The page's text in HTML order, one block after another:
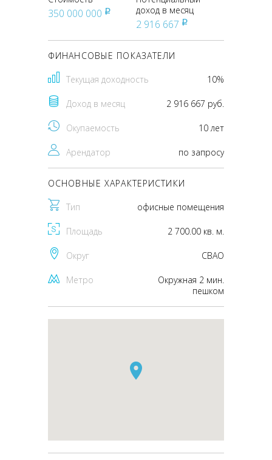
350 000 000 pуб
доход в месяц
2 916 667 pуб
ФИНАНСОВЫЕ ПОКАЗАТЕЛИ
Текущая доходность 10%
Доход в месяц 2 916 667 руб.
Окупаемость 10 лет
Арендатор по запросу
ОСНОВНЫЕ ХАРАКТЕРИСТИКИ
Тип офисные помещения
Площадь 2 700.00 кв. м.
Округ CВАО
Метро
Окружная 2 мин.
пешком